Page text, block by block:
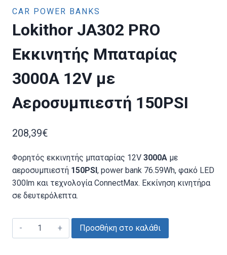
CAR POWER BANKS
Lokithor JA302 PRO
Εκκινητής Μπαταρίας
3000A 12V με
Αεροσυμπιεστή 150PSI
208,39€
Φορητός εκκινητής μπαταρίας 12V 3000A με
αεροσυμπιεστή 150PSI, power bank 76.59Wh, φακό LED
300lm και τεχνολογία ConnectMax. Εκκίνηση κινητήρα
σε δευτερόλεπτα.
Lokithor
JA302
Προσθήκη στο καλάθι